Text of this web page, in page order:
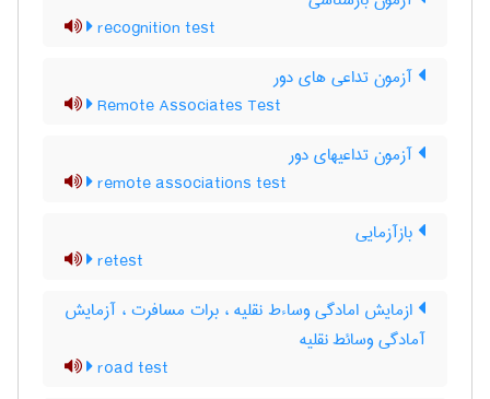
recognition test
آزمون تداعی های دور
Remote Associates Test
آزمون تداعیهای دور
remote associations test
بازآزمایی
retest
ازمایش امادگی وساءط نقلیه ، برات مسافرت ، آزمایش
آمادگی وسائط نقلیه
road test